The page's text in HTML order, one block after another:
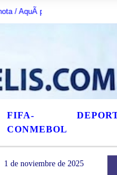
escribir lo que quiera
FIFA-
CONMEBOL
1 de noviembre de 2025